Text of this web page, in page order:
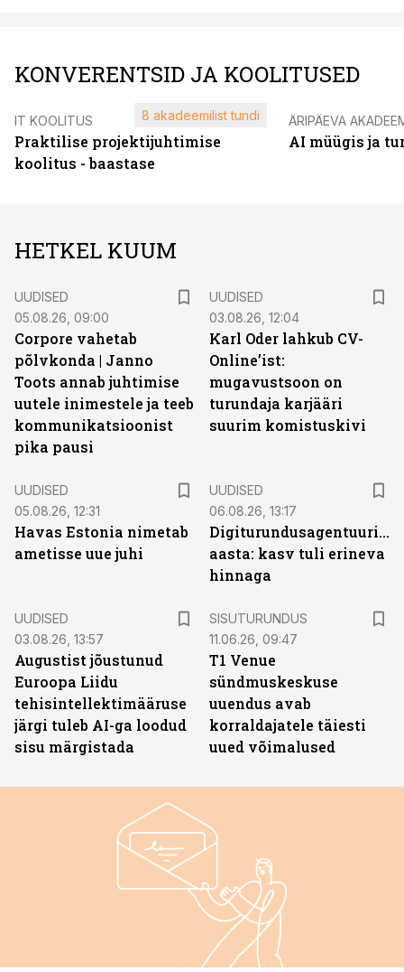
KONVERENTSID JA KOOLITUSED
IT KOOLITUS
Praktilise projektijuhtimise
koolitus - baastase
8 akadeemilist tundi ÄRIPÄEVA
AI müügis ja
HETKEL KUUM
UUDISED
05.08.26, 09:00
Corpore vahetab
põlvkonda | Janno
Toots annab juhtimise
uutele inimestele ja teeb
kommunikatsioonist
pika pausi
UUDISED
03.08.26, 12:04
Karl Oder lahkub CV-
Online’ist:
mugavustsoon on
turundaja karjääri
suurim komistuskivi
UUDISED
05.08.26, 12:31
Havas Estonia nimetab
ametisse uue juhi
UUDISED
06.08.26, 13:17
Digiturundusagentuuride
aasta: kasv tuli erineva
hinnaga
UUDISED
03.08.26, 13:57
Augustist jõustunud
Euroopa Liidu
tehisintellektimääruse
järgi tuleb AI-ga loodud
sisu märgistada
SISUTURUNDUS
11.06.26, 09:47
T1 Venue
sündmuskeskuse
uuendus avab
korraldajatele täiesti
uued võimalused